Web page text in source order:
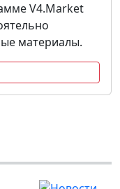
V4.Market
материалы.